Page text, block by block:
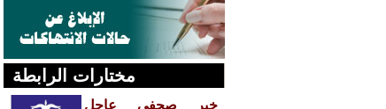
مختارات الرابطة
خبر صحفي عاجل